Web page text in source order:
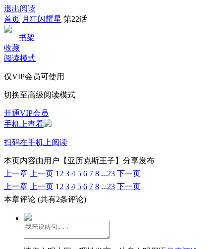
退出阅读
首页 月狂闪耀星 第22话
书架
收藏
阅读模式
仅VIP会员可使用
切换至高级阅读模式
开通VIP会员
手机上查看
扫码在手机上阅读
本页内容由用户【亚历克斯王子】分享发布
上一章
上一页 1 2 3 4 5 6 7 8 ...23 下一页
上一章
上一页 1 2 3 4 5 6 7 8 ...23 下一页
本章评论 (共有2条评论)